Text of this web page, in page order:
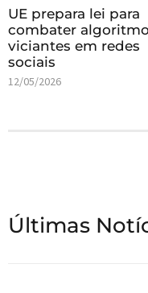
UE prepara lei para
combater
viciantes em redes
sociais
12/05/2026
Últimas